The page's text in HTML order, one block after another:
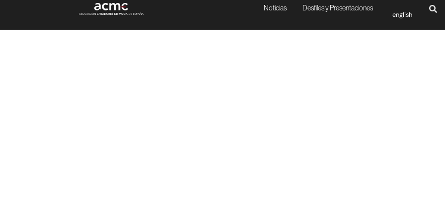
Noticias Desfiles y Presentaciones
english